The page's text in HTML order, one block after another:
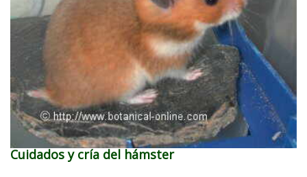
Cuidados y cría del hámster